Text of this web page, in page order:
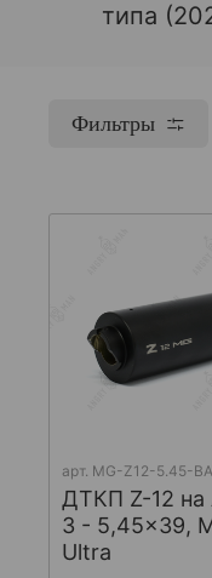
типа
Фильтры
арт. MG-Z12-5.45-
ДТКП Z-12 на
3 - 5,45x39,
Ultra